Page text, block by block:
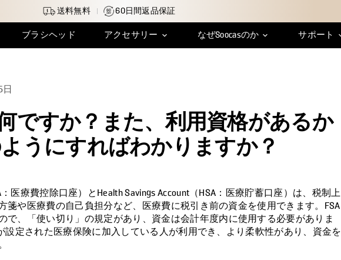
送料無料 60日間返品保証
ブラシヘッド アクセサリー なぜSoocasのか サポート
ですか？また、利用資格があるか
うにすればわかりますか？
：医療費控除口座）とHealth Savings Account（HSA：医療貯蓄口座）は、税制上
箋や医療費の自己負担分など、医療費に税引き前の資金を使用できます。FSA
で、
「使い切り」の規定があり、資金は会計年度内に使用する必要がありま
設定された医療保険に加入している人が利用でき、より柔軟性があり、資金を